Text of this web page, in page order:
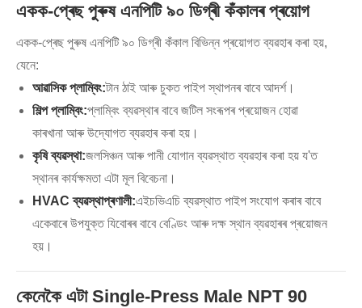
একক-প্ৰেছ পুৰুষ এনপিটি ৯০ ডিগ্ৰী কঁকালৰ প্ৰয়োগ
একক-প্ৰেছ পুৰুষ এনপিটি ৯০ ডিগ্ৰী কঁকাল বিভিন্ন প্ৰয়োগত ব্যৱহাৰ কৰা হয়,
যেনে:
আৱাসিক প্লাম্বিং:টান ঠাই আৰু চুকত পাইপ স্থাপনৰ বাবে আদৰ্শ।
শিল্প প্লাম্বিং:প্লাম্বিং ব্যৱস্থাৰ বাবে জটিল সংৰূপৰ প্ৰয়োজন হোৱা
কাৰখানা আৰু উদ্যোগত ব্যৱহাৰ কৰা হয়।
কৃষি ব্যৱস্থা:জলসিঞ্চন আৰু পানী যোগান ব্যৱস্থাত ব্যৱহাৰ কৰা হয় য'ত
স্থানৰ কাৰ্যক্ষমতা এটা মূল বিবেচনা।
HVAC ব্যৱস্থাপ্ৰণালী:এইচভিএচি ব্যৱস্থাত পাইপ সংযোগ কৰাৰ বাবে
একেবাৰে উপযুক্ত যিবোৰৰ বাবে বেণ্ডিং আৰু দক্ষ স্থান ব্যৱহাৰৰ প্ৰয়োজন
হয়।
কেনেকৈ এটা Single-Press Male NPT 90